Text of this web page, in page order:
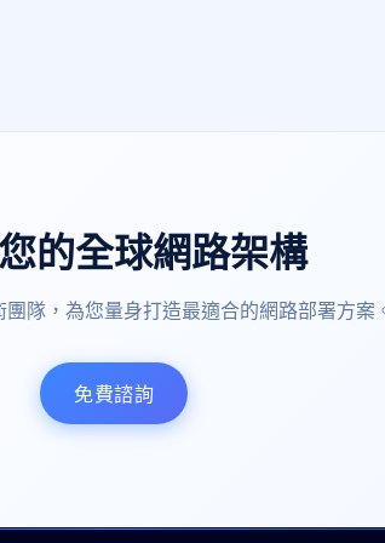
的全球網路架構
隊，為您量身打造最適合的網路部署方案
免費諮詢